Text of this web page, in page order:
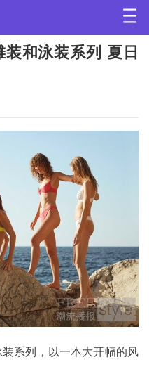
装和泳装系列 夏日
系列，以一本大开幅的风